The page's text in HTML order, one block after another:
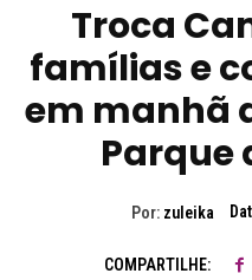
Troca
famílias e
em manhã
Parque
Por: zuleika
COMPARTILHE: